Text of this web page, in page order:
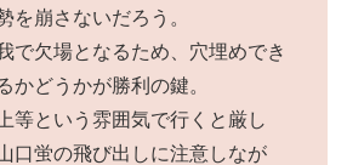
を崩さないだろう。
で欠場となるため、穴埋めでき
かどうかが勝利の鍵。
等という雰囲気で行くと厳し
口蛍の飛び出しに注意しなが